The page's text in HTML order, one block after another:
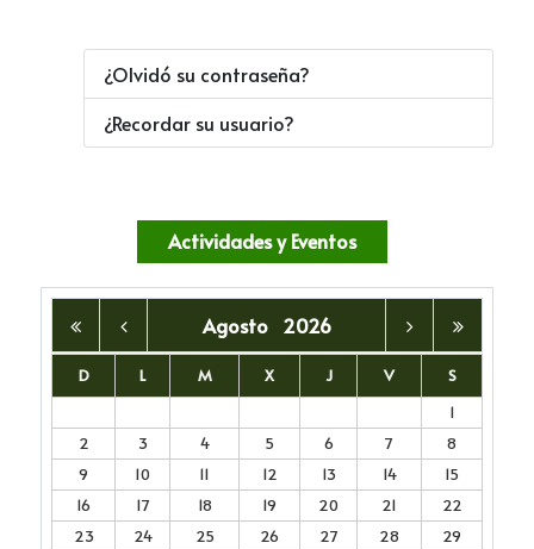
¿Olvidó su contraseña?
¿Recordar su usuario?
Actividades y Eventos
Agosto 2026
D L M X J V
S
1
2
3 4 5 6 7
8
9
10 11 12 13 14
15
16
17 18 19 20 21
22
23
24 25 26 27 28
29